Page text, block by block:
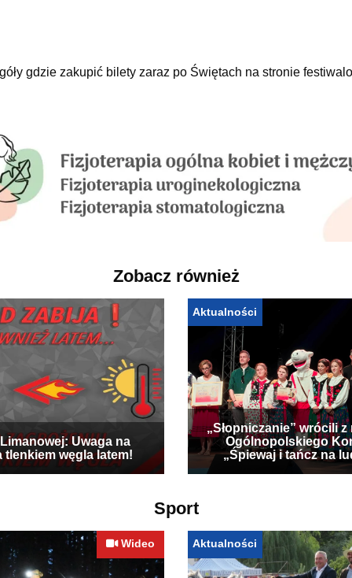
gdzie zakupić bilety zaraz po Świętach na stronie
Zobacz również
Uwaga na
tlenkiem węgla latem!
Aktualności
„Słopniczanie” wrócili z
Ogólnopolskiego
„Śpiewaj i tańcz na
Sport
Wideo Aktualności